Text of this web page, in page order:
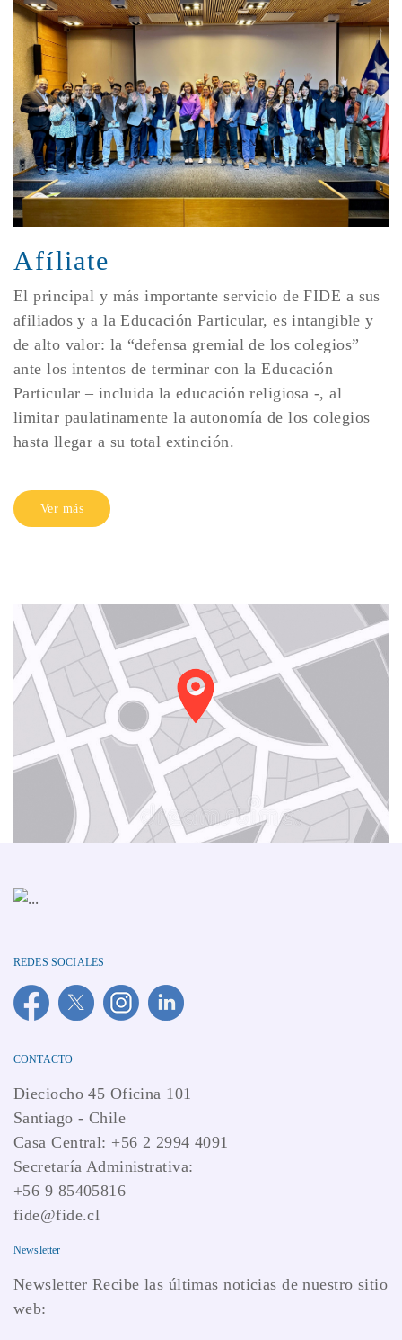
Afíliate
El principal y más importante servicio de FIDE a sus
afiliados y a la Educación Particular, es intangible y
de alto valor: la “defensa gremial de los colegios”
ante los intentos de terminar con la Educación
Particular – incluida la educación religiosa -, al
limitar paulatinamente la autonomía de los colegios
hasta llegar a su total extinción.
Ver más
REDES SOCIALES
CONTACTO
Dieciocho 45 Oficina 101
Santiago - Chile
Casa Central: +56 2 2994 4091
Secretaría Administrativa:
+56 9 85405816
fide@fide.cl
Newsletter
Newsletter Recibe las últimas noticias de nuestro sitio
web: